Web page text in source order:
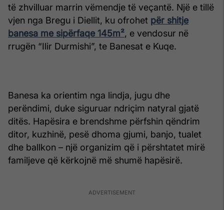
të zhvilluar marrin vëmendje të veçantë. Një e tillë
vjen nga Bregu i Diellit, ku ofrohet për shitje
banesa me sipërfaqe 145m², e vendosur në
rrugën “Ilir Durmishi”, te Banesat e Kuqe.
Banesa ka orientim nga lindja, jugu dhe
perëndimi, duke siguruar ndriçim natyral gjatë
ditës. Hapësira e brendshme përfshin qëndrim
ditor, kuzhinë, pesë dhoma gjumi, banjo, tualet
dhe ballkon – një organizim që i përshtatet mirë
familjeve që kërkojnë më shumë hapësirë.